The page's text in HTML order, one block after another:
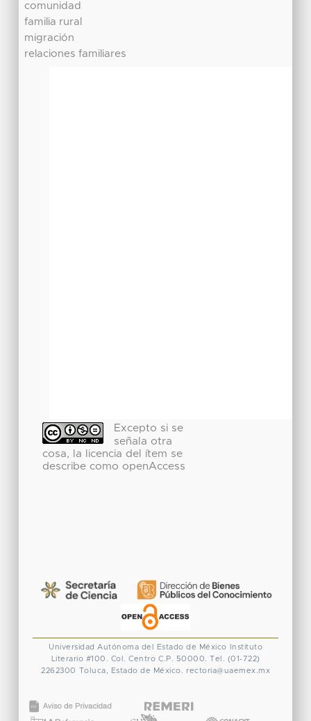
comunidad
familia rural
migración
relaciones familiares
Excepto si se
señala otra
cosa, la licencia del ítem se
describe como openAccess
Universidad Autónoma del Estado de México
Instituto
Literario #100. Col. Centro C.P. 50000. Tel. (01-722)
2262300 Toluca, Estado de México. rectoria@uaemex.mx